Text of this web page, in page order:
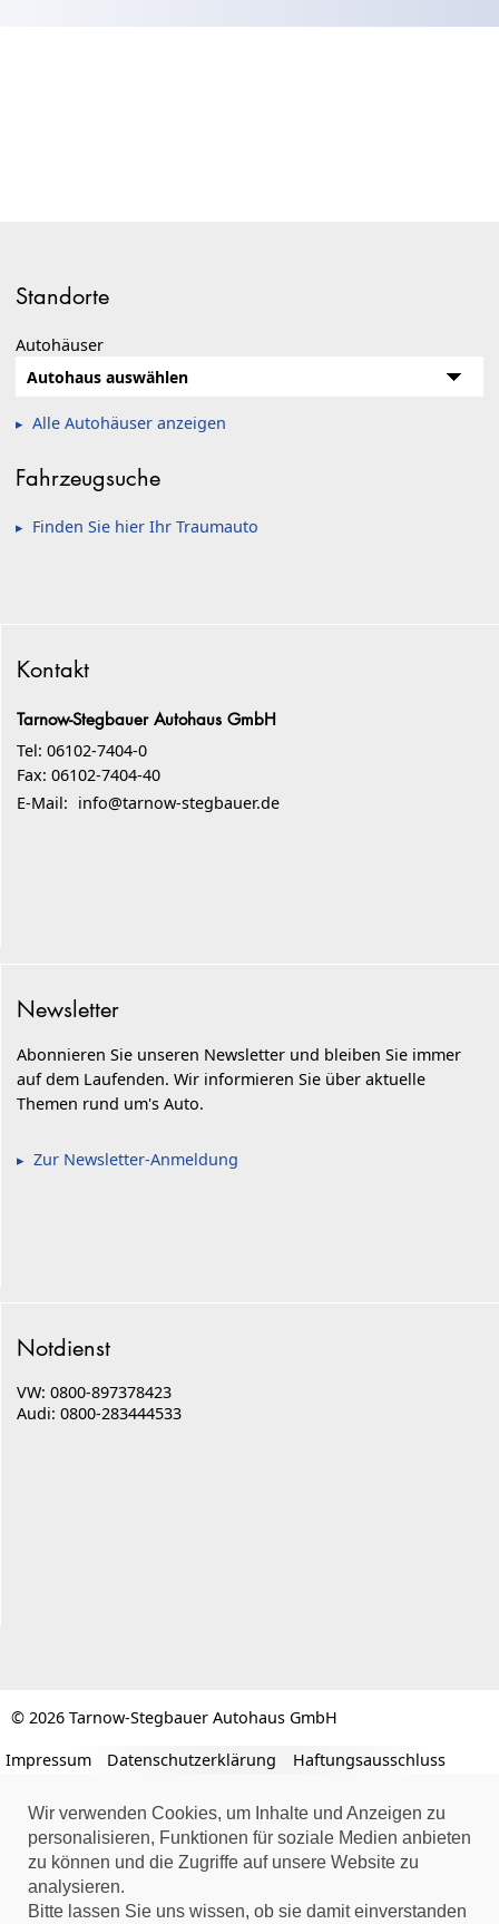
Standorte
Autohäuser
Alle Autohäuser anzeigen
Fahrzeugsuche
Finden Sie hier Ihr Traumauto
Kontakt
Tarnow-Stegbauer Autohaus GmbH
Tel: 06102-7404-0
Fax: 06102-7404-40
E-Mail: info@tarnow-stegbauer.de
Newsletter
Abonnieren Sie unseren Newsletter und bleiben Sie immer
auf dem Laufenden. Wir informieren Sie über aktuelle
Themen rund um's Auto.
Zur Newsletter-Anmeldung
Notdienst
VW: 0800-897378423
Audi: 0800-283444533
© 2026 Tarnow-Stegbauer Autohaus GmbH
Impressum
Datenschutzerklärung Haftungsausschluss
Wir verwenden Cookies, um Inhalte und Anzeigen zu
personalisieren, Funktionen für soziale Medien anbieten
zu können und die Zugriffe auf unsere Website zu
analysieren.
Bitte lassen Sie uns wissen, ob sie damit einverstanden